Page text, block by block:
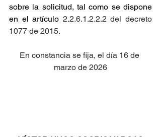
sobre la solicitud, tal como se dispone
en el artículo 2.2.6.1.2.2.2 del decreto
1077 de 2015.
En constancia se fija, el día 16 de
marzo de 2026